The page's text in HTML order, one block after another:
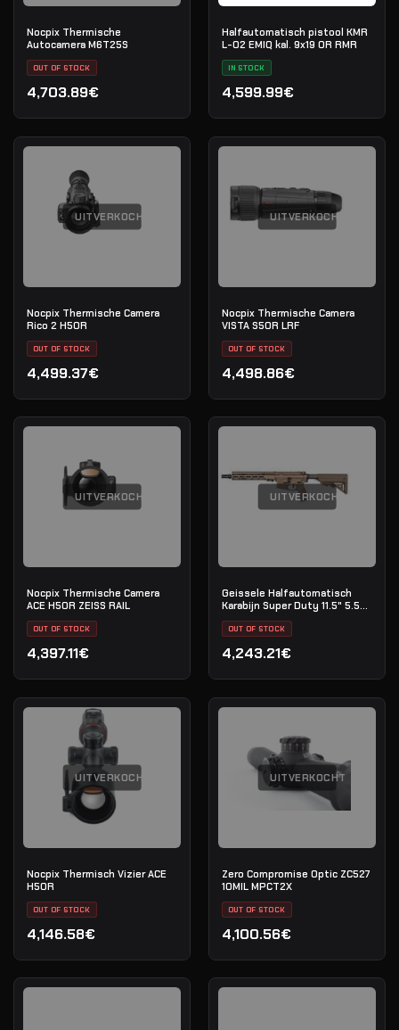
Nocpix Thermische
Autocamera M6T25S
OUT OF STOCK
4,703.89€
Halfautomatisch pistool KMR
L-02 EMIQ kal. 9x19 OR RMR
IN STOCK
4,599.99€
UITVERKOCHT
Nocpix Thermische Camera
Rico 2 H50R
OUT OF STOCK
4,499.37€
UITVERKOCHT
Nocpix Thermische Camera
VISTA S50R LRF
OUT OF STOCK
4,498.86€
UITVERKOCHT
Nocpix Thermische Camera
ACE H50R ZEISS RAIL
OUT OF STOCK
4,397.11€
UITVERKOCHT
Geissele Halfautomatisch
Karabijn Super Duty 11.5" 5.56
NATO - DDC
OUT OF STOCK
4,243.21€
UITVERKOCHT
Nocpix Thermisch Vizier ACE
H50R
OUT OF STOCK
4,146.58€
UITVERKOCHT
Zero Compromise Optic ZC527
10MIL MPCT2X
OUT OF STOCK
4,100.56€